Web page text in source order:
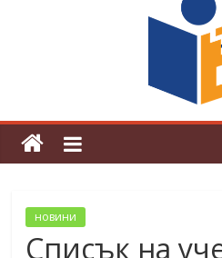
Магията на
„Любен
новини
Списък на